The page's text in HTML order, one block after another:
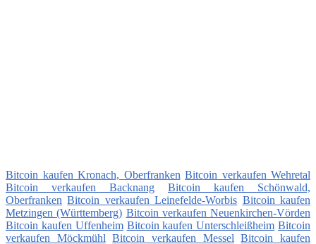
Bitcoin kaufen Kronach, Oberfranken Bitcoin verkaufen Wehretal
Bitcoin verkaufen Backnang
Bitcoin kaufen Schönwald,
Oberfranken Bitcoin verkaufen Leinefelde-Worbis Bitcoin kaufen
Metzingen (Württemberg) Bitcoin verkaufen Neuenkirchen-Vörden
Bitcoin kaufen Uffenheim Bitcoin kaufen Unterschleißheim Bitcoin
verkaufen Möckmühl
Bitcoin verkaufen Messel Bitcoin kaufen